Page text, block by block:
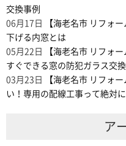
交換事例
06月17日
【海老名市 リフォ
下げる内窓とは
05月22日
【海老名市 リフォ
すぐできる窓の防犯ガラス交
03月23日
【海老名市 リフォ
い！専用の配線工事って絶対
ア